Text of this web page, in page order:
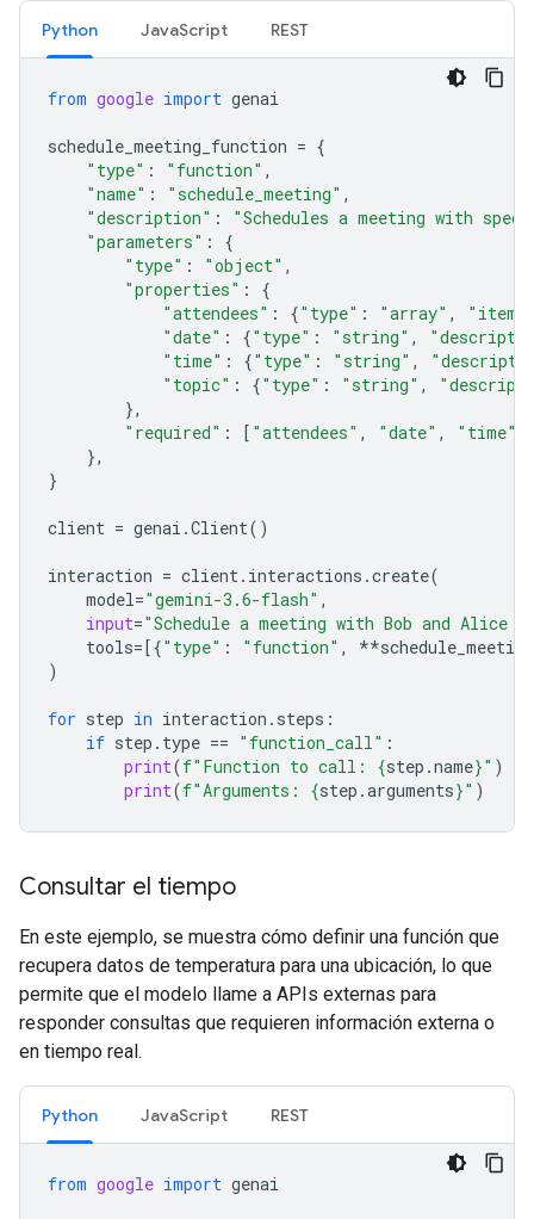
Python JavaScript REST
from google import genai
schedule_meeting_function = {
"type" : "function" ,
"name" : "schedule_meeting" ,
"description" :
"Schedules a meeting with
"parameters" :
{
"type" : "object" ,
"properties" :
{
"attendees" : {"type" : "array" ,
"date" : {"type" : "string" ,
"time" : {"type" : "string" ,
"topic" : {"type" : "string" ,
},
"required" : [ "attendees" , "date" , "time"
},
}
client = genai .Client()
interaction = client. interactions .create(
model="gemini-3.6-flash" ,
input="Schedule a meeting with Bob and Alice
tools=[{"type" : "function" , **
)
for step in interaction . steps :
if step . type == "function_call" :
print(f"Function to call: {step .name}" )
print(f"Arguments: {step .arguments}" )
Consultar el tiempo
En este ejemplo, se muestra cómo definir una función que
recupera datos de temperatura para una ubicación, lo que
permite que el modelo llame a APIs externas para
responder consultas que requieren información externa o
en tiempo real.
Python JavaScript REST
from google import genai